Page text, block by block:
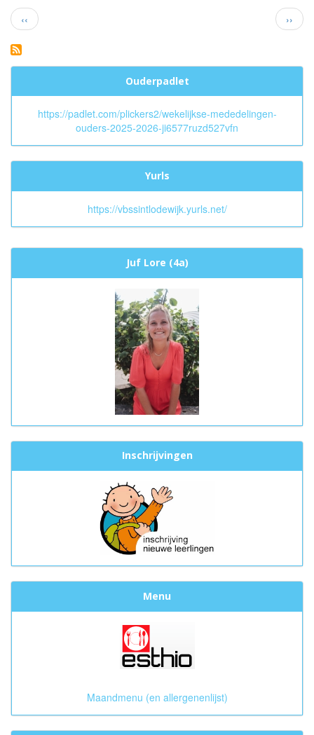
Paginatie
Vorige
pagina
‹‹ ››
Ouderpadlet
https://padlet.com/plickers2/wekelijkse-mededelingen-
ouders-2025-2026-ji6577ruzd527vfn
Yurls
https://vbssintlodewijk.yurls.net/
Juf Lore (4a)
Inschrijvingen
Menu
Maandmenu (en allergenenlijst)